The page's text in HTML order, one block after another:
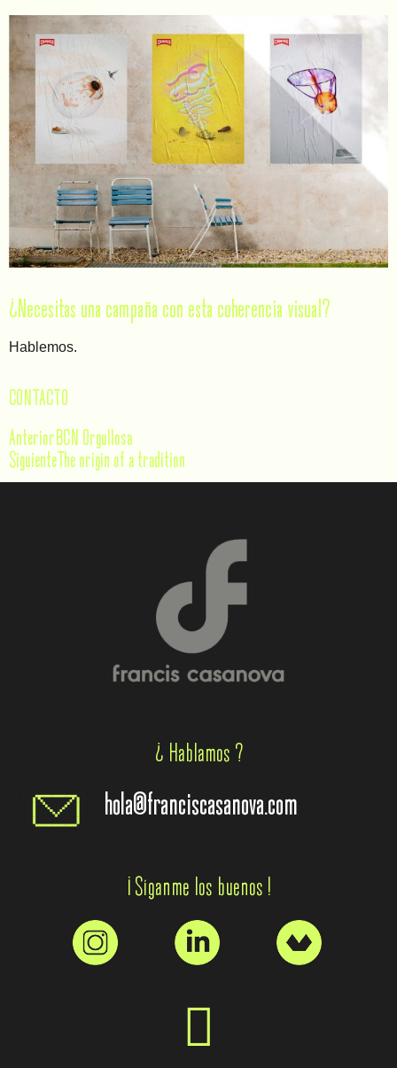
¿Necesitas una campaña con esta coherencia visual?
Hablemos.
CONTACTO
AnteriorBCN Orgullosa
Siguiente The origin of a tradition
¿ Hablamos ?
hola@franciscasanova.com
¡ Síganme los buenos !